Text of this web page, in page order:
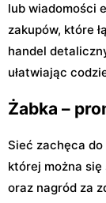
lub wiadomości
zakupów, które
handel
ułatwiając
Żabka –
Sieć zachęca
której można
oraz nagród za